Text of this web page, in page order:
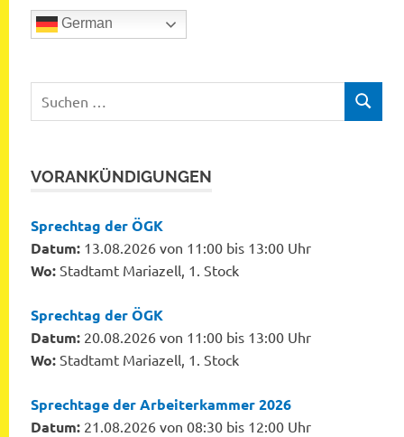
German
nach:
SUCHEN
VORANKÜNDIGUNGEN
Sprechtag der ÖGK
Datum: 13.08.2026 von 11:00 bis 13:00 Uhr
Wo: Stadtamt Mariazell, 1. Stock
Sprechtag der ÖGK
Datum: 20.08.2026 von 11:00 bis 13:00 Uhr
Wo: Stadtamt Mariazell, 1. Stock
Sprechtage der Arbeiterkammer 2026
Datum: 21.08.2026 von 08:30 bis 12:00 Uhr